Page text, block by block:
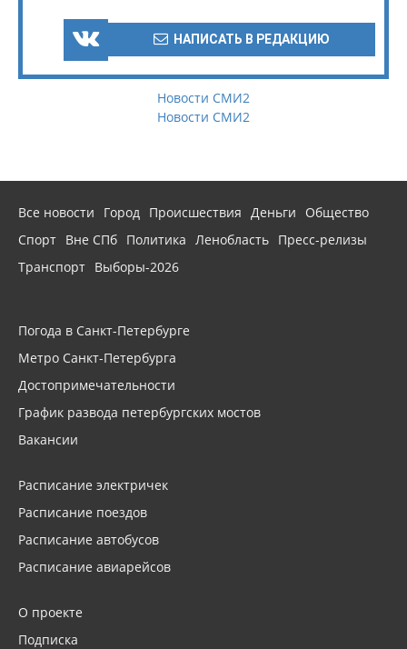
НАПИСАТЬ В РЕДАКЦИЮ
Новости СМИ2
Новости СМИ2
Все новости Город Происшествия Деньги
Общество
Спорт Вне СПб Политика Ленобласть Пресс-релизы
Транспорт Выборы-2026
Погода в Санкт-Петербурге
Метро Санкт-Петербурга
Достопримечательности
График развода петербургских мостов
Вакансии
Расписание электричек
Расписание поездов
Расписание автобусов
Расписание авиарейсов
О проекте
Подписка